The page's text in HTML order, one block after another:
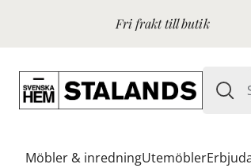
Fri frakt till butik
Möbler & inredningUtemöbler